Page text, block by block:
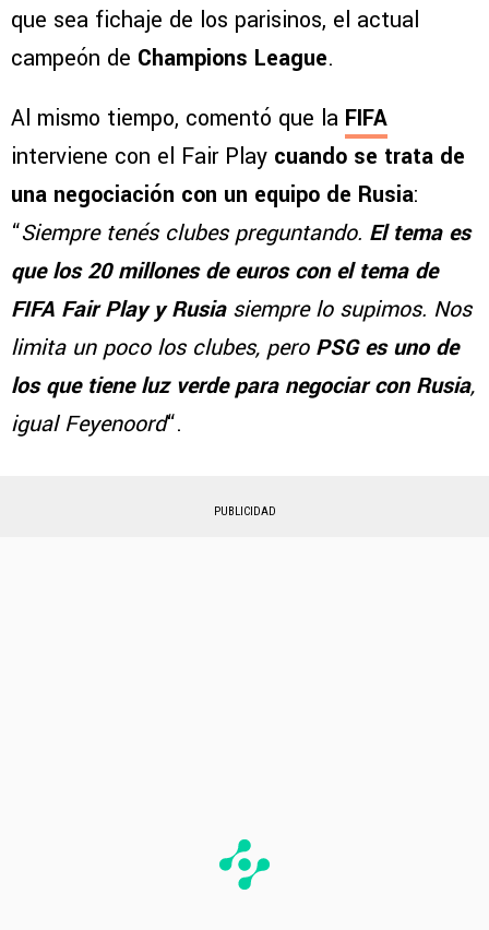
que sea fichaje de los parisinos, el actual
campeón de Champions League.
Al mismo tiempo, comentó que la FIFA
interviene con el Fair Play cuando se trata de
una negociación con un equipo de Rusia:
“Siempre tenés clubes preguntando. El tema es
que los 20 millones de euros con el tema de
FIFA Fair Play y Rusiasiempre lo supimos. Nos
limita un poco los clubes, pero PSG es uno de
los que tiene luz verde para negociar con Rusia,
igual Feyenoord“.
PUBLICIDAD